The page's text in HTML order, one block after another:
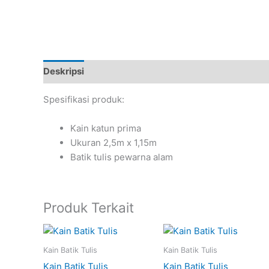
Deskripsi
Spesifikasi produk:
Kain katun prima
Ukuran 2,5m x 1,15m
Batik tulis pewarna alam
Produk Terkait
Kain Batik Tulis
Kain Batik Tulis
Kain Batik Tulis
Kain Batik Tulis